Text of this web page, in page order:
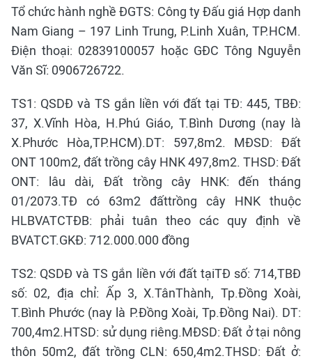
Tổ chức hành nghề ĐGTS: Công ty Đấu giá Hợp danh
Nam Giang – 197 Linh Trung, P.Linh Xuân, TP.HCM.
Điện thoại: 02839100057 hoặc GĐC Tông Nguyễn
Văn Sĩ: 0906726722.
TS1: QSDĐ và TS gắn liền với đất tại TĐ: 445, TBĐ:
37, X.Vĩnh Hòa, H.Phú Giáo, T.Bình Dương (nay là
X.Phước Hòa,TP.HCM).DT: 597,8m2. MĐSD: Đất
ONT 100m2, đất trồng cây HNK 497,8m2. THSD: Đất
ONT: lâu dài, Đất trồng cây HNK: đến tháng
01/2073.TĐ có 63m2 đấttrồng cây HNK thuộc
HLBVATCTĐB: phải tuân theo các quy định về
BVATCT.GKĐ: 712.000.000 đồng
TS2: QSDĐ và TS gắn liền với đất tạiTĐ số: 714,TBĐ
số: 02, địa chỉ: Ấp 3, X.TânThành, Tp.Đồng Xoài,
T.Bình Phước (nay là P.Đồng Xoài, Tp.Đồng Nai). DT:
700,4m2.HTSD: sử dụng riêng.MĐSD: Đất ở tại nông
thôn 50m2, đất trồng CLN: 650,4m2.THSD: Đất ở: